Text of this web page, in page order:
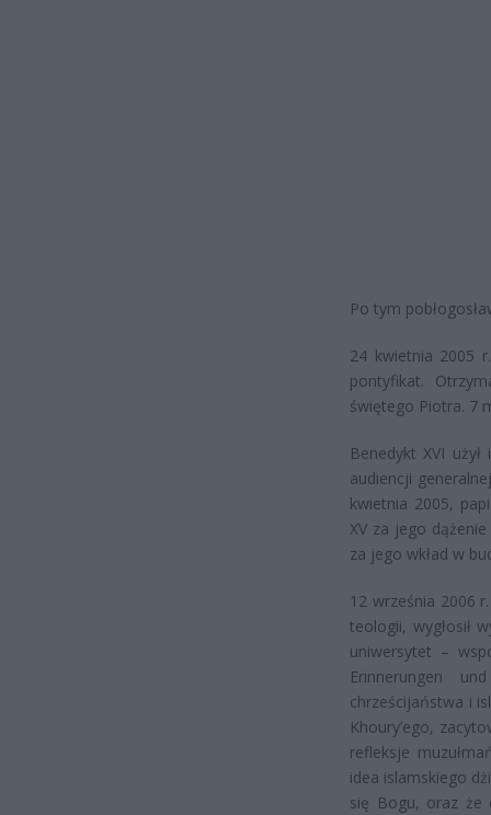
Po tym
24 kwietnia 2005
pontyfikat.
świętego Piotra. 7
Benedykt XVI
audiencji
kwietnia 2005,
XV za jego
za jego wkład w
12 września 2006
teologii, wygłosił
uniwersytet –
Erinnerungen
chrześcijaństwa i
Khoury’ego,
refleksje
idea islamskiego
się Bogu, oraz że